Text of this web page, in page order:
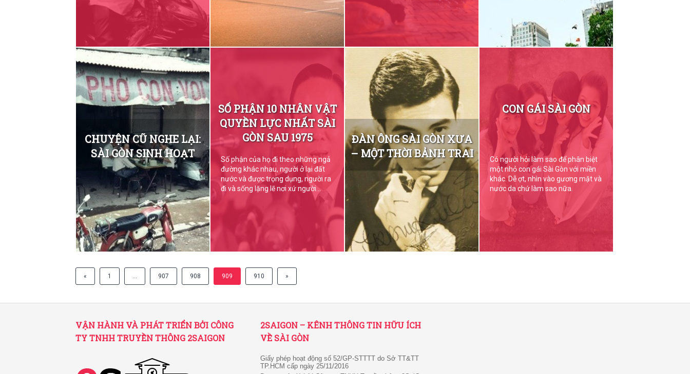
CHUYỆN CŨ NGHE LẠI:
SÀI GÒN SINH HOẠT
Số phận của họ đi theo những ngả
đường khác nhau, người ở lại đất
nước và được trọng dụng, người ra
đi và sống lặng lẽ nơi xứ người…
SỐ PHẬN 10 NHÂN VẬT
QUYỀN LỰC NHẤT SÀI
GÒN SAU 1975
ĐÀN ÔNG SÀI GÒN XƯA
– MỘT THỜI BẢNH TRAI
Có người hỏi làm sao để phân biệt
một nhỏ con gái Sài Gòn với miền
khác. Dễ ợt, nhìn vào gương mặt và
nước da chứ làm sao nữa.
CON GÁI SÀI GÒN
« 1 … 907 908 909 910 »
VẬN HÀNH VÀ PHÁT TRIỂN BỞI CÔNG
TY TNHH TRUYỀN THÔNG 2SAIGON
2SAIGON – KÊNH THÔNG TIN HỮU ÍCH
VỀ SÀI GÒN
Giấy phép hoạt động số 52/GP-STTTT do Sở TT&TT
TP.HCM cấp ngày 25/11/2016